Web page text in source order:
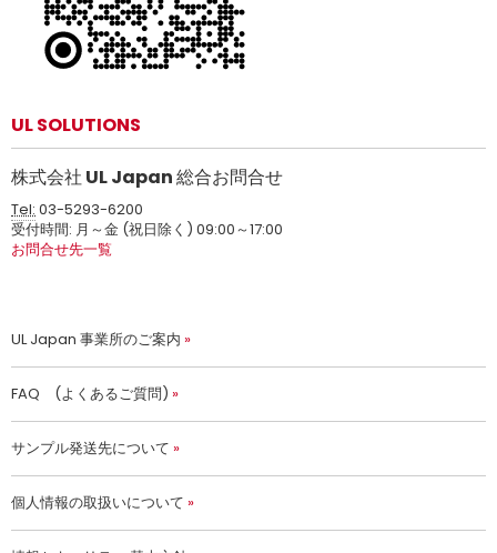
UL SOLUTIONS
株式会社 UL Japan 総合お問合せ
Tel:03-5293-6200
受付時間: 月～金 (祝日除く) 09:00～17:00
お問合せ先一覧
UL Japan 事業所のご案内
FAQ (よくあるご質問)
サンプル発送先について
個人情報の取扱いについて